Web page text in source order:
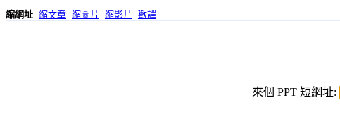
縮網址 縮文章 縮圖片 縮影片 歡譯
來個 PPT 短網址: